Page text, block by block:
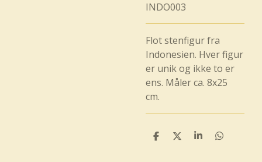
INDO003
Flot stenfigur fra
Indonesien. Hver figur
er unik og ikke to er
ens. Måler ca. 8x25
cm.
D
D
D
D